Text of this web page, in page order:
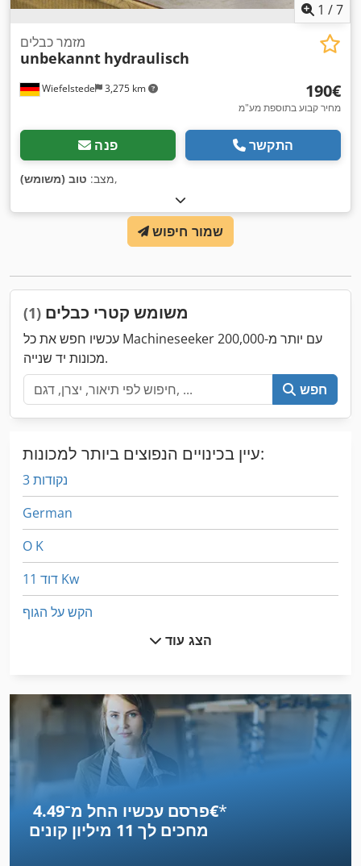
1 /7
Wiefelstede 3,275 km
מזמר כבלים
unbekannt hydraulisch
‏190 ‏€
מחיר קבוע בתוספת מע"מ
פנה התקשר
מצב: טוב (משומש) ,
שמור חיפוש
משומש קטרי כבלים (1)
עכשיו חפש את כל Machineseeker עם יותר מ-200,000
מכונות יד שנייה.
חפש
עיין בכינויים הנפוצים ביותר למכונות:
3 נקודות
German
O K
דוד 11 Kw
הקש על הגוף
הקש על ציר
הרכבה על המעקה
חד קרן קטן
חד קרן קטן 3
כבל מיני גרעין מערכת
הצג עוד
פרסם עכשיו החל מ־‏4.49 ‏€*
מחכים לך 11 מיליון קונים